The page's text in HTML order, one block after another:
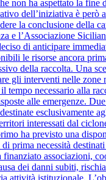
non ha aspettato la fine
dell’iniziativa è però
la conclusione della
e l’Associazione
di anticipare
le risorse ancora
della raccolta. Una
gli interventi nelle zone
tempo necessario alla
alle emergenze.
esclusivamente
interessati dal
ha previsto una
prima necessità
associazioni,
dei danni subiti,